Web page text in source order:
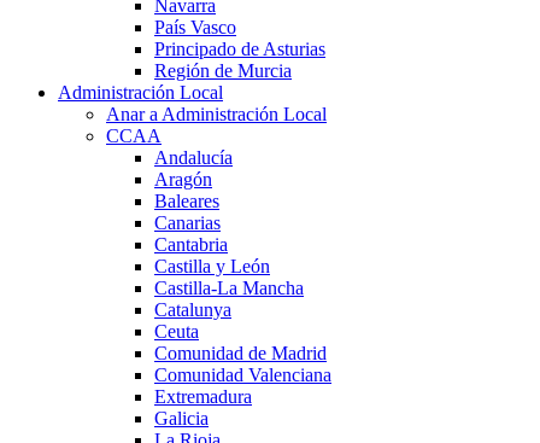
Navarra
País Vasco
Principado de Asturias
Región de Murcia
Administración Local
Anar a Administración Local
CCAA
Andalucía
Aragón
Baleares
Canarias
Cantabria
Castilla y León
Castilla-La Mancha
Catalunya
Ceuta
Comunidad de Madrid
Comunidad Valenciana
Extremadura
Galicia